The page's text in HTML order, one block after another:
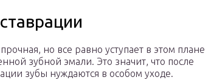
но все равно уступает в этом плане
зубной эмали. Это значит, что после
зубы нуждаются в особом уходе.